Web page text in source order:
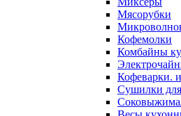
Мясорубки
Кофемолки
Комбайны
Кофеварки.
Сушилки